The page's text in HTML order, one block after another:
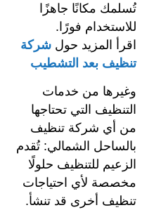
تُسلمك مكانًا جاهزًا
للاستخدام فورًا.
اقرأ المزيد حول شركة
تنظيف بعد التشطيب
وغيرها من خدمات
التنظيف التي تحتاجها
من أي شركة تنظيف
بالساحل الشمالي: تُقدم
الزعيم للتنظيف حلولًا
مخصصة لأي احتياجات
تنظيف أخرى قد تنشأ.